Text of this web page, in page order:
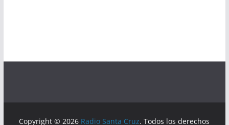
Copyright © 2026 Radio Santa Cruz. Todos los derechos